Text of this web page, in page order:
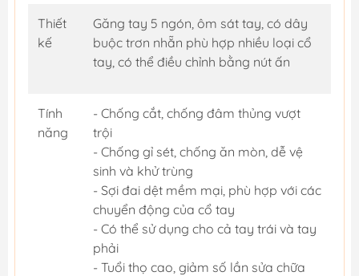
Thiết
kế
Găng tay 5 ngón, ôm sát tay, có dây
buộc trơn nhẵn phù hợp nhiều loại cổ
tay, có thể điều chỉnh bằng nút ấn
Tính
năng
- Chống cắt, chống đâm thủng vượt
trội
- Chống gỉ sét, chống ăn mòn, dễ vệ
sinh và khử trùng
- Sợi đai dệt mềm mại, phù hợp với các
chuyển động của cổ tay
- Có thể sử dụng cho cả tay trái và tay
phải
- Tuổi thọ cao, giảm số lần sửa chữa